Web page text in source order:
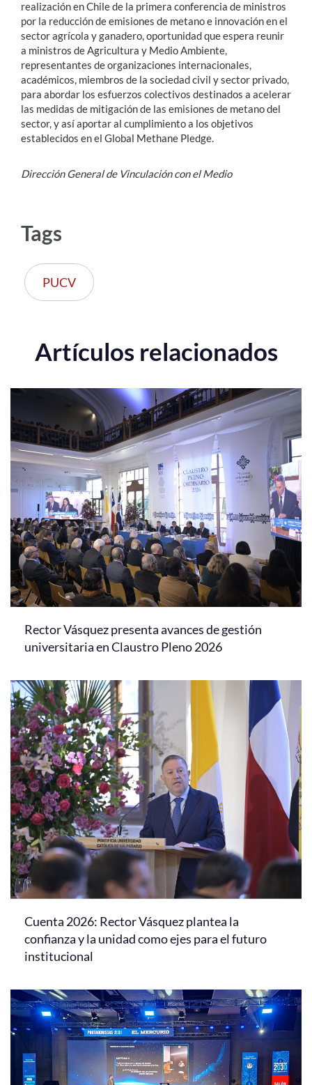
realización en Chile de la primera conferencia de ministros
por la reducción de emisiones de metano e innovación en el
sector agrícola y ganadero, oportunidad que espera reunir
a ministros de Agricultura y Medio Ambiente,
representantes de organizaciones internacionales,
académicos, miembros de la sociedad civil y sector privado,
para abordar los esfuerzos colectivos destinados a acelerar
las medidas de mitigación de las emisiones de metano del
sector, y así aportar al cumplimiento a los objetivos
establecidos en el Global Methane Pledge.
Dirección General de Vinculación con el Medio
Tags
PUCV
Artículos relacionados
Rector Vásquez presenta avances de gestión
universitaria en Claustro Pleno 2026
Cuenta 2026: Rector Vásquez plantea la
confianza y la unidad como ejes para el futuro
institucional